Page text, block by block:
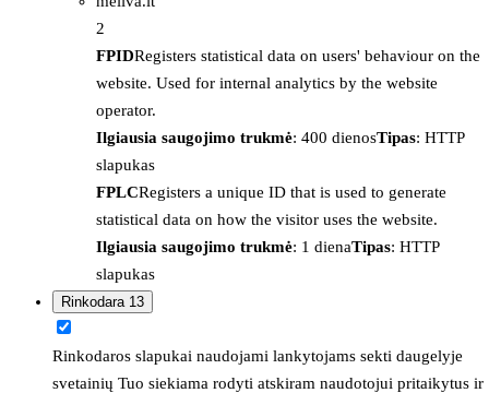
2
FPIDRegisters statistical data on users' behaviour on the
website. Used for internal analytics by the website
operator.
Ilgiausia saugojimo trukmė: 400 dienosTipas: HTTP
slapukas
FPLCRegisters a unique ID that is used to generate
statistical data on how the visitor uses the website.
Ilgiausia saugojimo trukmė: 1 dienaTipas: HTTP
slapukas
Rinkodara 13
Rinkodaros slapukai naudojami lankytojams sekti daugelyje
svetainių Tuo siekiama rodyti atskiram naudotojui pritaikytus ir